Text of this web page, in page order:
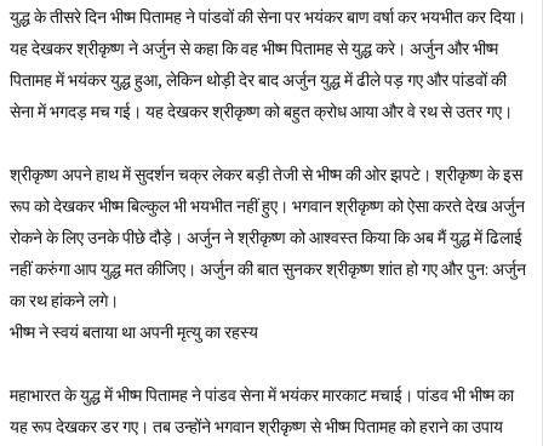
युद्ध के तीसरे दिन भीष्म पितामह ने पांडवों की सेना पर भयंकर बाण वर्षा कर भयभीत कर दिया।
यह देखकर श्रीकृष्ण ने अर्जुन से कहा कि वह भीष्म पितामह से युद्ध करे। अर्जुन और भीष्म
पितामह में भयंकर युद्ध हुआ, लेकिन थोड़ी देर बाद अर्जुन युद्ध में ढीले पड़ गए और पांडवों की
सेना में भगदड़ मच गई। यह देखकर श्रीकृष्ण को बहुत क्रोध आया और वे रथ से उतर गए।
श्रीकृष्ण अपने हाथ में सुदर्शन चक्र लेकर बड़ी तेजी से भीष्म की ओर झपटे। श्रीकृष्ण के इस
रूप को देखकर भीष्म बिल्कुल भी भयभीत नहीं हुए। भगवान श्रीकृष्ण को ऐसा करते देख अर्जुन
रोकने के लिए उनके पीछे दौड़े। अर्जुन ने श्रीकृष्ण को आश्वस्त किया कि अब मैं युद्ध में ढिलाई
नहीं करुंगा आप युद्ध मत कीजिए। अर्जुन की बात सुनकर श्रीकृष्ण शांत हो गए और पुन: अर्जुन
का रथ हांकने लगे।
भीष्म ने स्वयं बताया था अपनी मृत्यु का रहस्य
महाभारत के युद्ध में भीष्म पितामह ने पांडव सेना में भयंकर मारकाट मचाई। पांडव भी भीष्म का
यह रूप देखकर डर गए। तब उन्होंने भगवान श्रीकृष्ण से भीष्म पितामह को हराने का उपाय